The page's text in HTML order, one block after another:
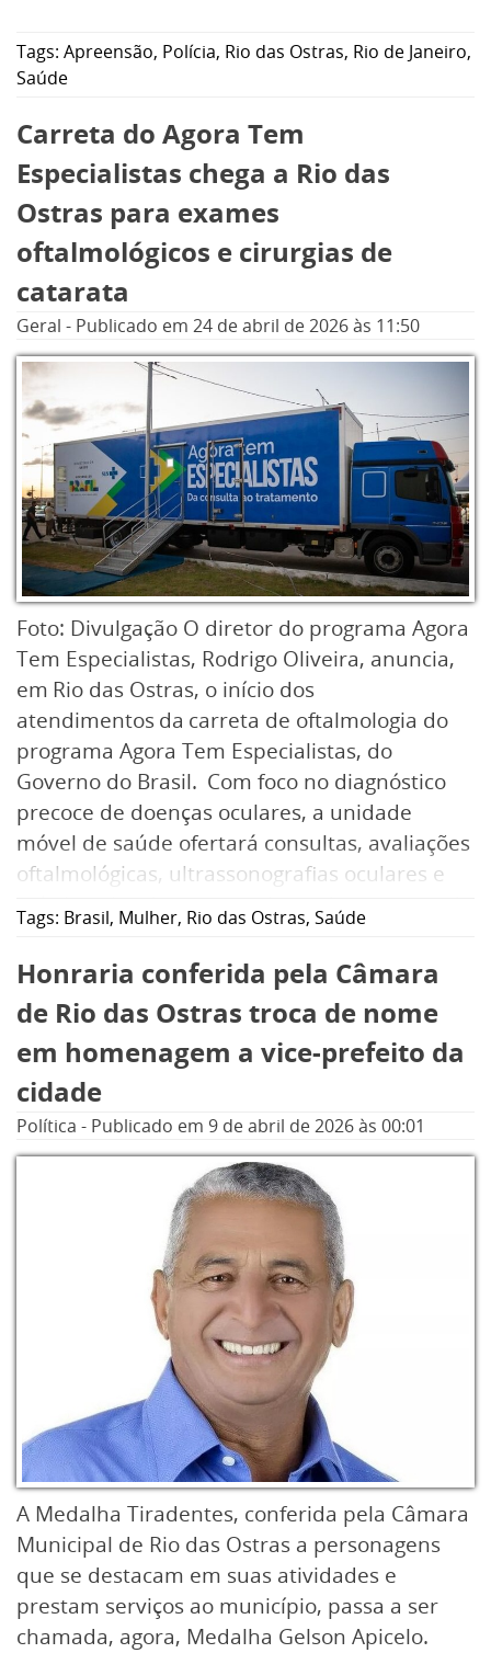
Tags: Apreensão, Polícia, Rio das Ostras, Rio de Janeiro,
Saúde
Carreta do Agora Tem
Especialistas chega a Rio das
Ostras para exames
oftalmológicos e cirurgias de
catarata
Geral - Publicado em 24 de abril de 2026às 11:50
Foto: Divulgação O diretor do programa Agora
Tem Especialistas, Rodrigo Oliveira, anuncia,
em Rio das Ostras, o início dos
atendimentos da carreta de oftalmologia do
programa Agora Tem Especialistas, do
Governo do Brasil. Com foco no diagnóstico
precoce de doenças oculares, a unidade
móvel de saúde ofertará consultas, avaliações
oftalmológicas, ultrassonografias oculares e
até cirurgias de catarata, levando centenas de
pessoas a voltarem a enxergar, para
pacientes do SUS agendadas e encaminhadas
pelo município.
Totalmente estruturada com insumos,
equipamentos e uma equipe
multiprofissional, a carreta está posicionada
no estacionamento público localizado entre a
Rodovia Amaral Peixoto e a Avenida Nossa
Senhora da Conceição, perpendicular à Rua
Menino Jesus de Praga, no Loteamento Village
Rio das Ostras, local onde o lançamento vai
Tags: Brasil, Mulher, Rio das Ostras, Saúde
Honraria conferida pela Câmara
de Rio das Ostras troca de nome
em homenagem a vice-prefeito da
cidade
Política - Publicado em 9 de abril de 2026às 00:01
A Medalha Tiradentes, conferida pela Câmara
Municipal de Rio das Ostras a personagens
que se destacam em suas atividades e
prestam serviços ao município, passa a ser
chamada, agora, Medalha Gelson Apicelo.